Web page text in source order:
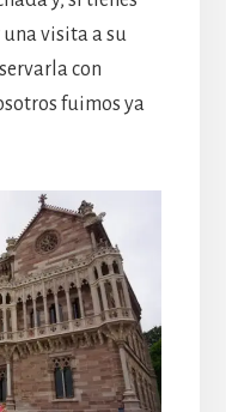
visita a su
con
fuimos ya